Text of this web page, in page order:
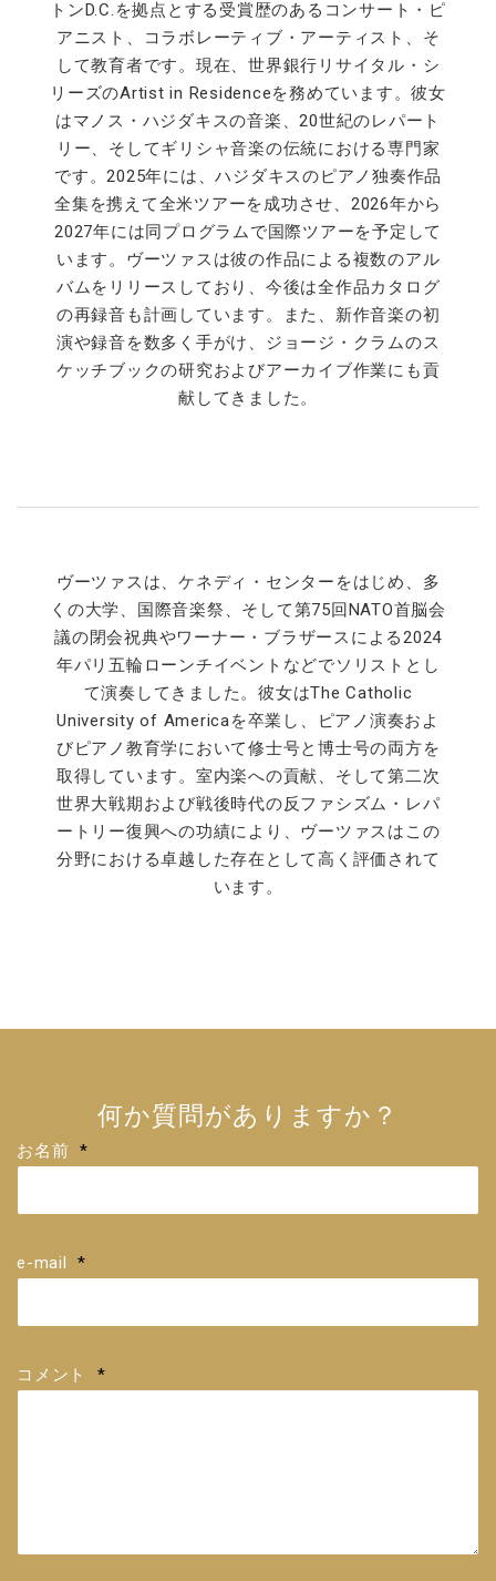
トンD.C.を拠点とする受賞歴のあるコンサート・ピ
アニスト、コラボレーティブ・アーティスト、そ
して教育者です。現在、世界銀行リサイタル・シ
リーズのArtist in Residenceを務めています。彼女
はマノス・ハジダキスの音楽、20世紀のレパート
リー、そしてギリシャ音楽の伝統における専門家
です。2025年には、ハジダキスのピアノ独奏作品
全集を携えて全米ツアーを成功させ、2026年から
2027年には同プログラムで国際ツアーを予定して
います。ヴーツァスは彼の作品による複数のアル
バムをリリースしており、今後は全作品カタログ
の再録音も計画しています。また、新作音楽の初
演や録音を数多く手がけ、ジョージ・クラムのス
ケッチブックの研究およびアーカイブ作業にも貢
献してきました。
ヴーツァスは、ケネディ・センターをはじめ、多
くの大学、国際音楽祭、そして第75回NATO首脳会
議の閉会祝典やワーナー・ブラザースによる2024
年パリ五輪ローンチイベントなどでソリストとし
て演奏してきました。彼女はThe Catholic
University of Americaを卒業し、ピアノ演奏およ
びピアノ教育学において修士号と博士号の両方を
取得しています。室内楽への貢献、そして第二次
世界大戦期および戦後時代の反ファシズム・レパ
ートリー復興への功績により、ヴーツァスはこの
分野における卓越した存在として高く評価されて
います。
何か質問がありますか？
お名前 *
e-mail *
コメント *